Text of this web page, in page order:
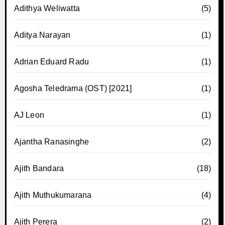
Adithya Weliwatta (5)
Aditya Narayan (1)
Adrian Eduard Radu (1)
Agosha Teledrama (OST) [2021] (1)
AJ Leon (1)
Ajantha Ranasinghe (2)
Ajith Bandara (18)
Ajith Muthukumarana (4)
Ajith Perera (2)